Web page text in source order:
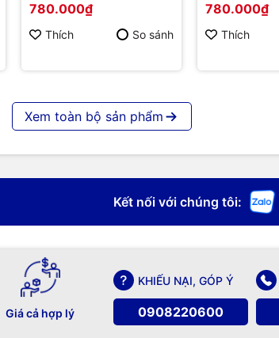
780.000₫
Thích So sánh
780.000₫
Thích
Xem toàn bộ sản phẩm
Kết nối với chúng tôi:
Giá cả hợp lý
KHIẾU NẠI, GÓP Ý
0908220600